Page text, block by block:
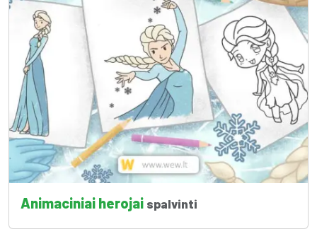
Animaciniai herojai spalvinti